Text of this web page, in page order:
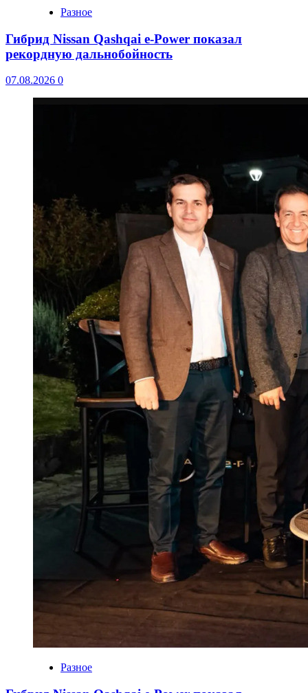
Разное
Гибрид Nissan Qashqai e-Power показал
рекордную дальнобойность
07.08.2026 0
Разное